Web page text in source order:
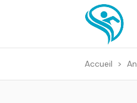
Accueil >